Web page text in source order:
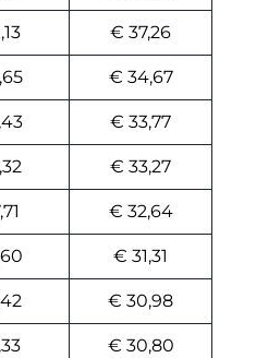
€ 37,26
€ 34,67
€ 33,77
€ 33,27
€ 32,64
€ 31,31
€ 30,98
€ 30,80